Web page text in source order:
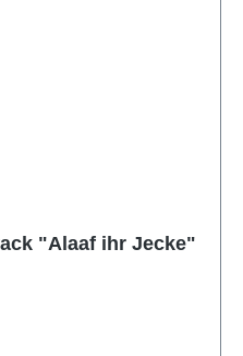
"Alaaf ihr Jecke"